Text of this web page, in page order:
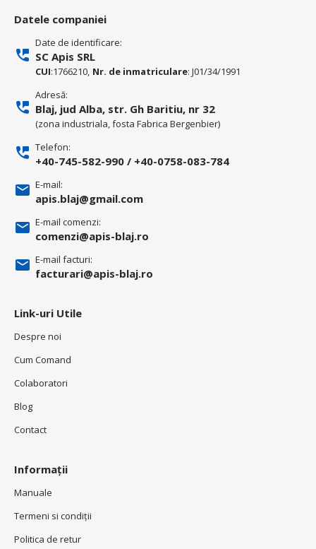
Datele companiei
Date de identificare:
SC Apis SRL
CUI:1766210, Nr. de inmatriculare: J01/34/1991
Adresă:
Blaj, jud Alba, str. Gh Baritiu, nr 32
(zona industriala, fosta Fabrica Bergenbier)
Telefon:
+40-745-582-990 / +40-0758-083-784
E-mail:
apis.blaj@gmail.com
E-mail comenzi:
comenzi@apis-blaj.ro
E-mail facturi:
facturari@apis-blaj.ro
Link-uri Utile
Despre noi
Cum Comand
Colaboratori
Blog
Contact
Informații
Manuale
Termeni si condiţii
Politica de retur